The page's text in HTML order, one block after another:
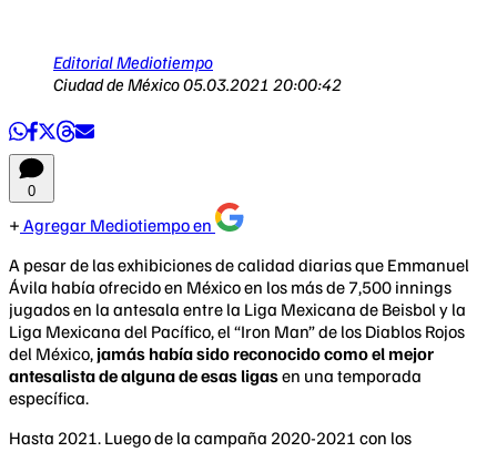
Editorial Mediotiempo
Ciudad de México05.03.2021 20:00:42
0
Agregar Mediotiempo en
A pesar de las exhibiciones de calidad diarias que Emmanuel
Ávila había ofrecido en México en los más de 7,500 innings
jugados en la antesala entre la Liga Mexicana de Beisbol y la
Liga Mexicana del Pacífico, el “Iron Man” de los Diablos Rojos
del México, jamás había sido reconocido como el mejor
antesalista de alguna de esas ligasen una temporada
específica.
Hasta 2021. Luego de la campaña 2020-2021 con los